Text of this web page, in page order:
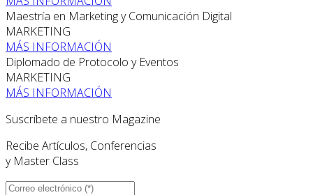
Maestría en Marketing y Comunicación Digital
MARKETING
MÁS INFORMACIÓN
Diplomado de Protocolo y Eventos
MARKETING
MÁS INFORMACIÓN
Suscríbete a nuestro Magazine
Recibe Artículos, Conferencias
y Master Class